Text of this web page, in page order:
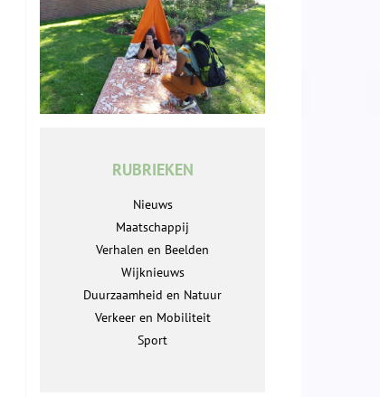
RUBRIEKEN
Nieuws
Maatschappij
Verhalen en Beelden
Wijknieuws
Duurzaamheid en Natuur
Verkeer en Mobiliteit
Sport